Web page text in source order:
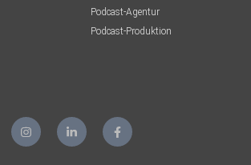
Podcast-Agentur
Podcast-Produktion